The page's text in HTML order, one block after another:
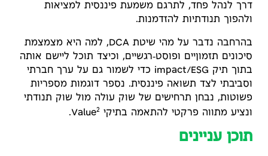
דרך לנהל פחד, לתרגם משמעת פיננסית למציאות
ולהפוך תנודתיות להזדמנות.
בהרחבה נדבר על מהי שיטת DCA, למה היא מצמצמת
סיכונים תזמוןיים ופוסט‑רגשיים, וכיצד תוכל ליישם אותה
בתוך תיק impact/ESG כדי לשמור גם על ערך חברתי
וסביבתי לצד תשואה פיננסית. נספר דוגמות מספריות
פשוטות, נבחן תרחישים של שוק עולה מול שוק תנודתי
ונציע מתווה פרקטי להתאמה בתיקי Value 2
.
תוכן עניינים